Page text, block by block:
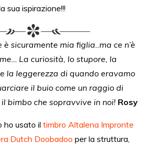
sua ispirazione!!!
sicuramente mia figlia..ma ce n’è
La curiosità, lo stupore, la
la leggerezza di quando eravamo
il buio come un raggio di
bimbo che sopravvive in noi! Rosy
ho usato iltimbro Altalena Impronte
Dutch Doobadoo per la struttura,